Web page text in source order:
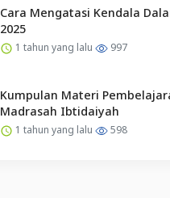
Cara Mengatasi Kendala
2025
1 tahun yang lalu 997
Kumpulan Materi
Madrasah Ibtidaiyah
1 tahun yang lalu 598